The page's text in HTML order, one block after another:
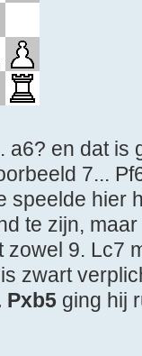
a6? en dat is
7...
speelde hier
te zijn,
9. Lc7
zwart
Pxb5 ging hij